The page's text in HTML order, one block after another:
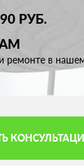
РУБ.
в нашем